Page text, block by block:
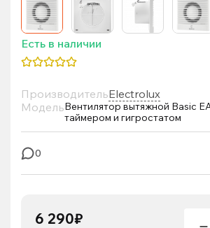
Есть в наличии
ПроизводительElectrolux
МодельВентилятор вытяжной Basic
таймером и гигростатом
0
6 290₽